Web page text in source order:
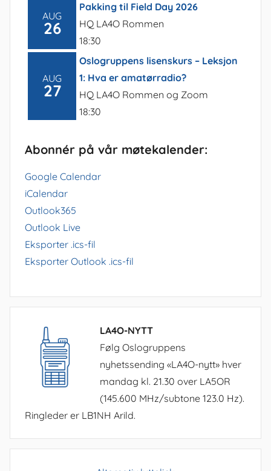
AUG
26
Pakking til Field Day 2026
HQ LA4O Rommen
18:30
AUG
27
Oslogruppens lisenskurs – Leksjon
1: Hva er amatørradio?
HQ LA4O Rommen og Zoom
18:30
Abonnér på vår møtekalender:
Google Calendar
iCalendar
Outlook365
Outlook Live
Eksporter .ics-fil
Eksporter Outlook .ics-fil
LA4O-NYTT
Følg Oslogruppens
nyhetssending «LA4O-nytt» hver
mandag kl. 21.30 over LA5OR
(145.600 MHz/subtone 123.0 Hz).
Ringleder er LB1NH Arild.